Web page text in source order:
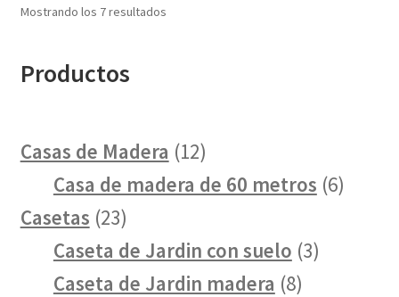
Mostrando los 7 resultados
Productos
Casas de Madera 1212
productos
Casa de madera de 60 metros 66
Casetas 2323
productos
Caseta de Jardin con suelo 33
Caseta de Jardin madera 88